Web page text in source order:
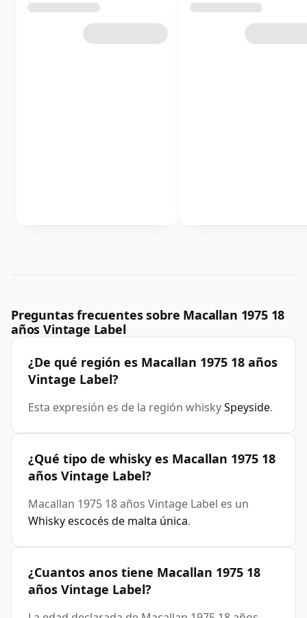
Preguntas frecuentes sobre Macallan 1975 18
años Vintage Label
¿De qué región es Macallan 1975 18 años
Vintage Label?
Esta expresión es de la región whiskySpeyside.
¿Qué tipo de whisky es Macallan 1975 18
años Vintage Label?
Macallan 1975 18 años Vintage Label es un
Whisky escocés de malta única.
¿Cuantos anos tiene Macallan 1975 18
años Vintage Label?